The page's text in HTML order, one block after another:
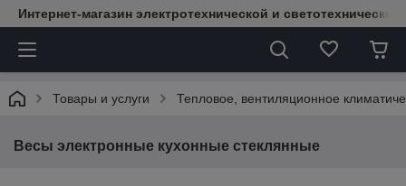
Интернет-магазин электротехнической и
Товары и услуги Тепловое, вентиляционное
Весы электронные кухонные стеклянные